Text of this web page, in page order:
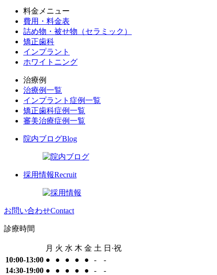
料金メニュー
費用・料金表
詰め物・被せ物（セラミック）
矯正歯科
インプラント
ホワイトニング
治療例
治療例一覧
インプラント症例一覧
矯正歯科症例一覧
審美治療症例一覧
院内ブログBlog
採用情報Recruit
お問い合わせContact
診療時間
月 火 水 木 金 土 日·祝
10:00-13:00 ● ● ● ● ● -
-
14:30-19:00 ● ● ● ● ● - -